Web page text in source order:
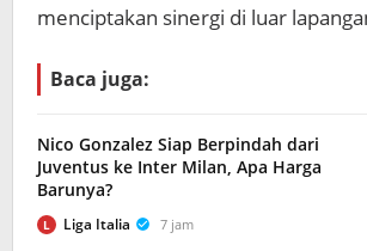
menciptakan sinergi di luar
Baca juga:
Nico Gonzalez Siap Berpindah dari
Juventus ke Inter Milan, Apa Harga
Barunya?
L Liga Italia 7 jam